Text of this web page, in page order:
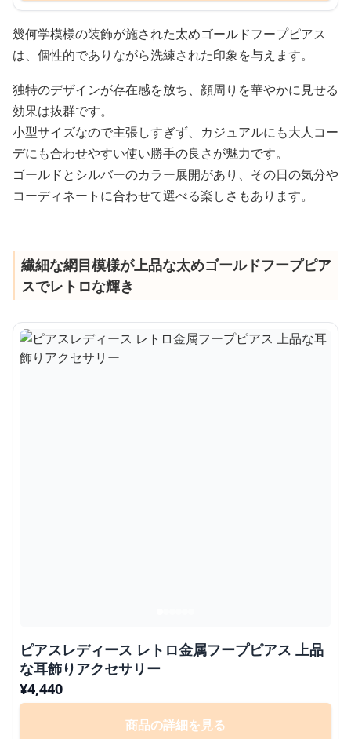
幾何学模様の装飾が施された太めゴールドフープピアス
は、個性的でありながら洗練された印象を与えます。
独特のデザインが存在感を放ち、顔周りを華やかに見せる
効果は抜群です。
小型サイズなので主張しすぎず、カジュアルにも大人コー
デにも合わせやすい使い勝手の良さが魅力です。
ゴールドとシルバーのカラー展開があり、その日の気分や
コーディネートに合わせて選べる楽しさもあります。
繊細な網目模様が上品な太めゴールドフープピア
スでレトロな輝き
ピアスレディース レトロ金属フープピアス 上品
な耳飾りアクセサリー
¥4,440
商品の詳細を見る